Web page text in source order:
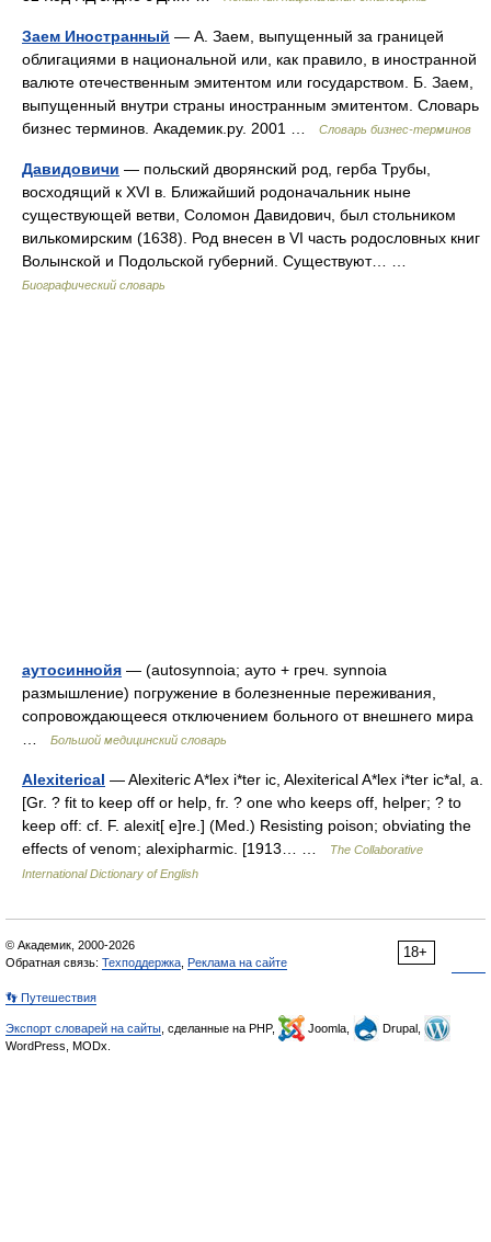
Заем Иностранный — А. Заем, выпущенный за границей
облигациями в национальной или, как правило, в иностранной
валюте отечественным эмитентом или государством. Б. Заем,
выпущенный внутри страны иностранным эмитентом. Словарь
бизнес терминов. Академик.ру. 2001 …
Словарь бизнес-терминов
Давидовичи — польский дворянский род, герба Трубы,
восходящий к XVI в. Ближайший родоначальник ныне
существующей ветви, Соломон Давидович, был стольником
вилькомирским (1638). Род внесен в VI часть родословных книг
Волынской и Подольской губерний. Существуют… …
Биографический словарь
аутосиннойя — (autosynnoia; ауто + греч. synnoia
размышление) погружение в болезненные переживания,
сопровождающееся отключением больного от внешнего мира
Большой медицинский словарь
Alexiterical — Alexiteric A*lex i*ter ic, Alexiterical A*lex i*ter ic*al, a.
[Gr. ? fit to keep off or help, fr. ? one who keeps off, helper; ? to
keep off: cf. F. alexit[ e]re.] (Med.) Resisting poison; obviating the
effects of venom; alexipharmic. [1913… …
The Collaborative
International Dictionary of English
18+
© Академик, 2000-2026
Обратная связь: Техподдержка Реклама на сайте
👣 Путешествия
Экспорт словарей на сайты , сделанные на PHP, Joomla,
Drupal,
WordPress, MODx.